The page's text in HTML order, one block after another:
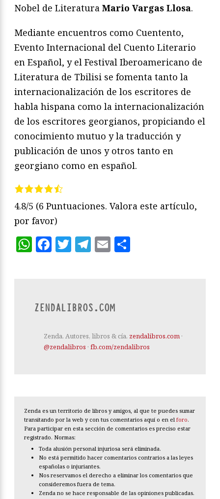
Nobel de Literatura Mario Vargas Llosa.
Mediante encuentros como Cuentento,
Evento Internacional del Cuento Literario
en Español, y el Festival Iberoamericano de
Literatura de Tbilisi se fomenta tanto la
internacionalización de los escritores de
habla hispana como la internacionalización
de los escritores georgianos, propiciando el
conocimiento mutuo y la traducción y
publicación de unos y otros tanto en
georgiano como en español.
4.8/5 (6 Puntuaciones. Valora este artículo,
por favor)
WhatsApp
Facebook
Twitter
Telegram
Email
ZENDALIBROS.COM
Zenda. Autores, libros & cía.
zendalibros.com·@zendalibros
Zenda es un territorio de libros y amigos, al que te puedes sumar
transitando por la web y con tus comentarios aquí o en el
Para participar en esta sección de comentarios es preciso estar
registrado. Normas:
Toda alusión personal injuriosa será eliminada.
No está permitido hacer comentarios contrarios a las leyes